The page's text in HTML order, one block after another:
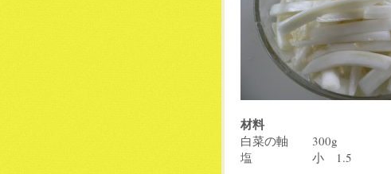
材料
白菜の軸 300g
塩 小 1.5